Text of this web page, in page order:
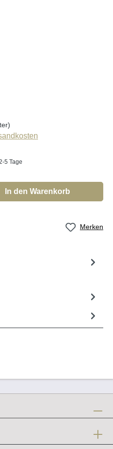
5 Tage
den gewünschten
In den Warenkorb
Merken